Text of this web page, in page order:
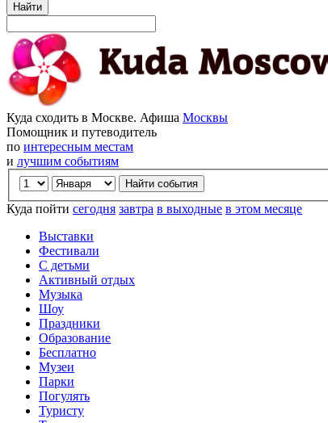
Найти
Куда сходить в Москве. Афиша Москвы
Помощник и путеводитель
по интересным местам
и лучшим событиям
Куда пойти сегодня завтра в выходные в этом месяце
Выставки
Фестивали
С детьми
Активный отдых
Музыка
Шоу
Праздники
Образование
Бесплатно
Музеи
Парки
Погулять
Туристу